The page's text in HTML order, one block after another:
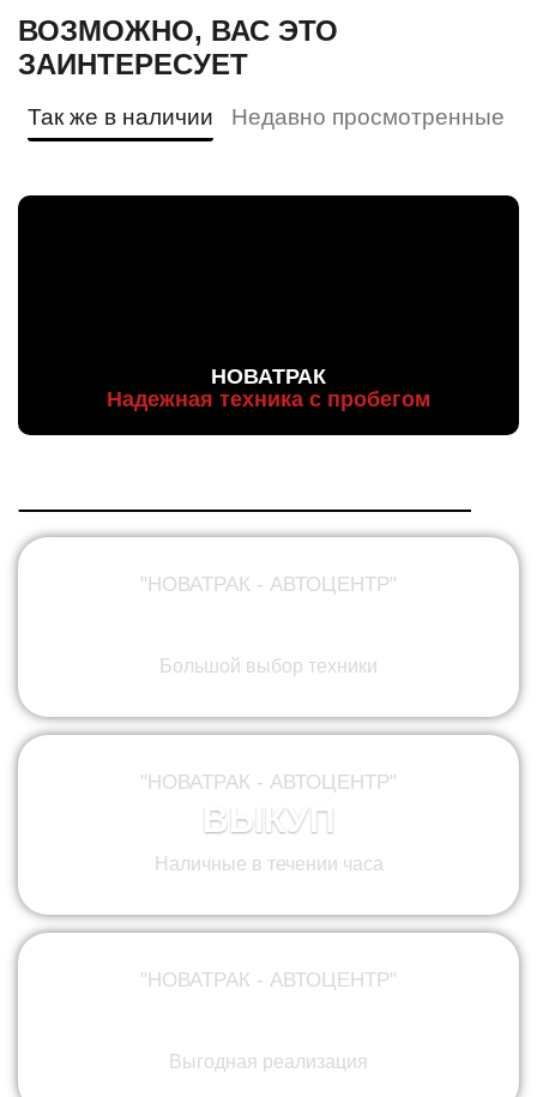
ВОЗМОЖНО, ВАС ЭТО
ЗАИНТЕРЕСУЕТ
Так же в наличии Недавно просмотренные
НОВАТРАК
Надежная техника с пробегом
"НОВАТРАК - АВТОЦЕНТР"
Большой выбор техники
"НОВАТРАК - АВТОЦЕНТР"
ВЫКУП
Наличные в течении часа
"НОВАТРАК - АВТОЦЕНТР"
Выгодная реализация